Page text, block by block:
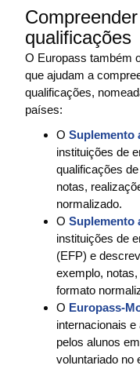
qualificações
O Europass também
que ajudam a
qualificações,
países:
O Suplemento
instituições de
qualificações
notas,
normalizado.
O Suplemento
instituições de
(EFP) e
exemplo,
formato
O Europass-
internacionais
pelos alunos
voluntariado no